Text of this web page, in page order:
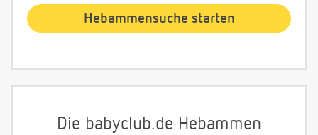
Die babyclub.de Hebammen